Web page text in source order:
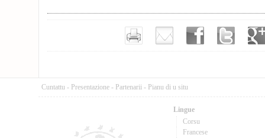
Cuntattu - Presentazione - Partenarii - Pianu di u situ
Lingue
Corsu
Francese